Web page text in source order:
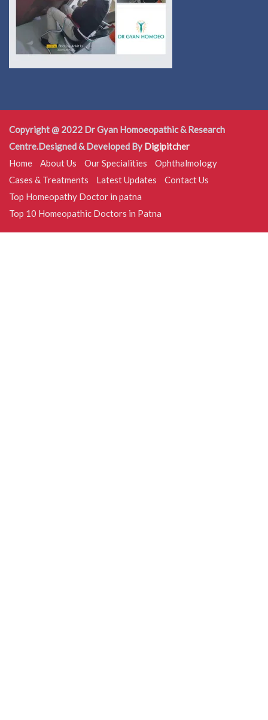
Copyright @ 2022 Dr Gyan Homoeopathic & Research
Centre.Designed & Developed By Digipitcher
Home
About Us Our Specialities
Ophthalmology
Cases & Treatments
Latest Updates
Contact Us
Top Homeopathy Doctor in patna
Top 10 Homeopathic Doctors in Patna